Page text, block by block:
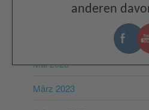
Mai 2023
März 2023
anderen